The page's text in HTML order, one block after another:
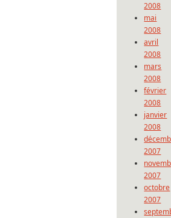
2008
mai
2008
avril
2008
mars
2008
février
2008
janvier
2008
2007
2007
octobre
2007